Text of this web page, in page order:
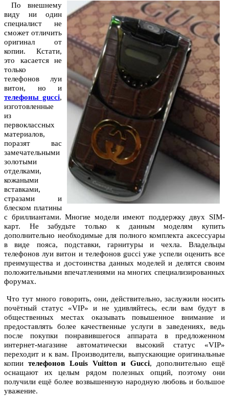
По внешнему
виду ни один
специалист не
сможет отличить
оригинал от
копии. Кстати,
это касается не
только
телефонов луи
витон, но и
телефоны gucci,
изготовленные
из
первоклассных
материалов,
поразят вас
замечательными
золотыми
отделками,
кожаными
вставками,
стразами и
блеском платины
с бриллиантами. Многие модели имеют поддержку двух SIM-
карт. Не забудьте только к данным моделям купить
дополнительно необходимые для полного комплекта аксессуары
в виде пояса, подставки, гарнитуры и чехла. Владельцы
телефонов луи витон и телефонов gucci уже успели оценить все
преимущества и достоинства данных моделей и делятся своим
положительными впечатлениями на многих специализированных
форумах.
Что тут много говорить, они, действительно, заслужили носить
почётный статус «VIP» и не удивляйтесь, если вам будут в
общественных местах оказывать повышенное внимание и
предоставлять более качественные услуги в заведениях, ведь
после покупки понравившегося аппарата в предложенном
интернет-магазине автоматически высокий статус «VIP»
переходит и к вам. Производители, выпускающие оригинальные
копии телефонов Louis Vuitton и Gucci, дополнительно ещё
оснащают их целым рядом полезных опций, поэтому они
получили ещё более возвышенную народную любовь и большое
уважение.